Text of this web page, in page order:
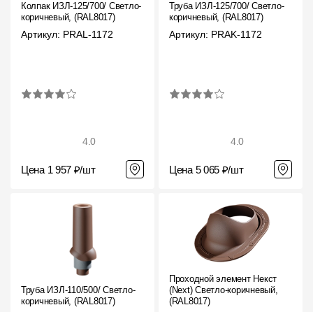
Колпак ИЗЛ-125/700/ Светло-
коричневый, (RAL8017)
Артикул: PRAL-1172
4.0
Цена 1 957 ₽/шт
Труба ИЗЛ-125/700/ Светло-
коричневый, (RAL8017)
Артикул: PRAK-1172
4.0
Цена 5 065 ₽/шт
Труба ИЗЛ-110/500/ Светло-
коричневый, (RAL8017)
Проходной элемент Некст
(Next) Светло-коричневый,
(RAL8017)